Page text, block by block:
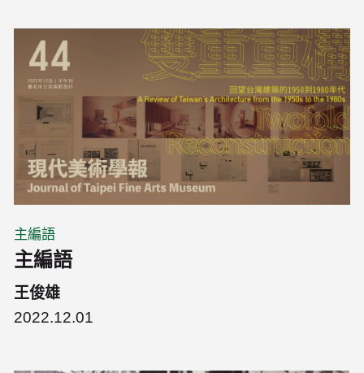
主編語
主編語
王俊雄
2022.12.01